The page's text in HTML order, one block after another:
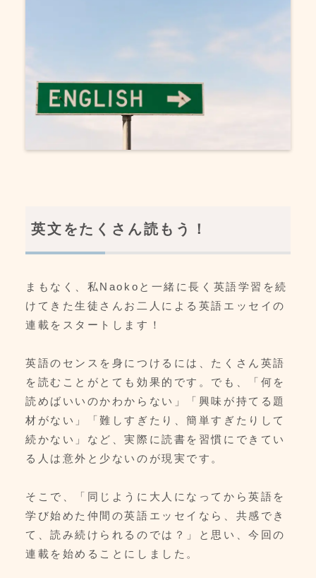
英文をたくさん読もう！
まもなく、私Naokoと一緒に長く英語学習を続
けてきた生徒さんお二人による英語エッセイの
連載をスタートします！
英語のセンスを身につけるには、たくさん英語
を読むことがとても効果的です。でも、「何を
読めばいいのかわからない」「興味が持てる題
材がない」「難しすぎたり、簡単すぎたりして
続かない」など、実際に読書を習慣にできてい
る人は意外と少ないのが現実です。
そこで、「同じように大人になってから英語を
学び始めた仲間の英語エッセイなら、共感でき
て、読み続けられるのでは？」と思い、今回の
連載を始めることにしました。